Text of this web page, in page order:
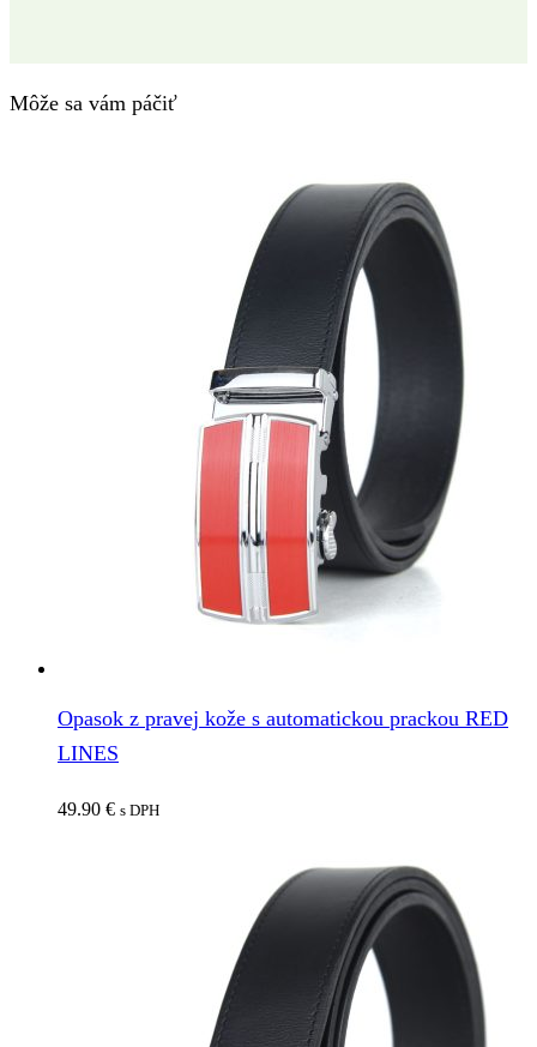
Môže sa vám páčiť
Opasok z pravej kože s automatickou prackou RED
LINES
49.90 € s DPH